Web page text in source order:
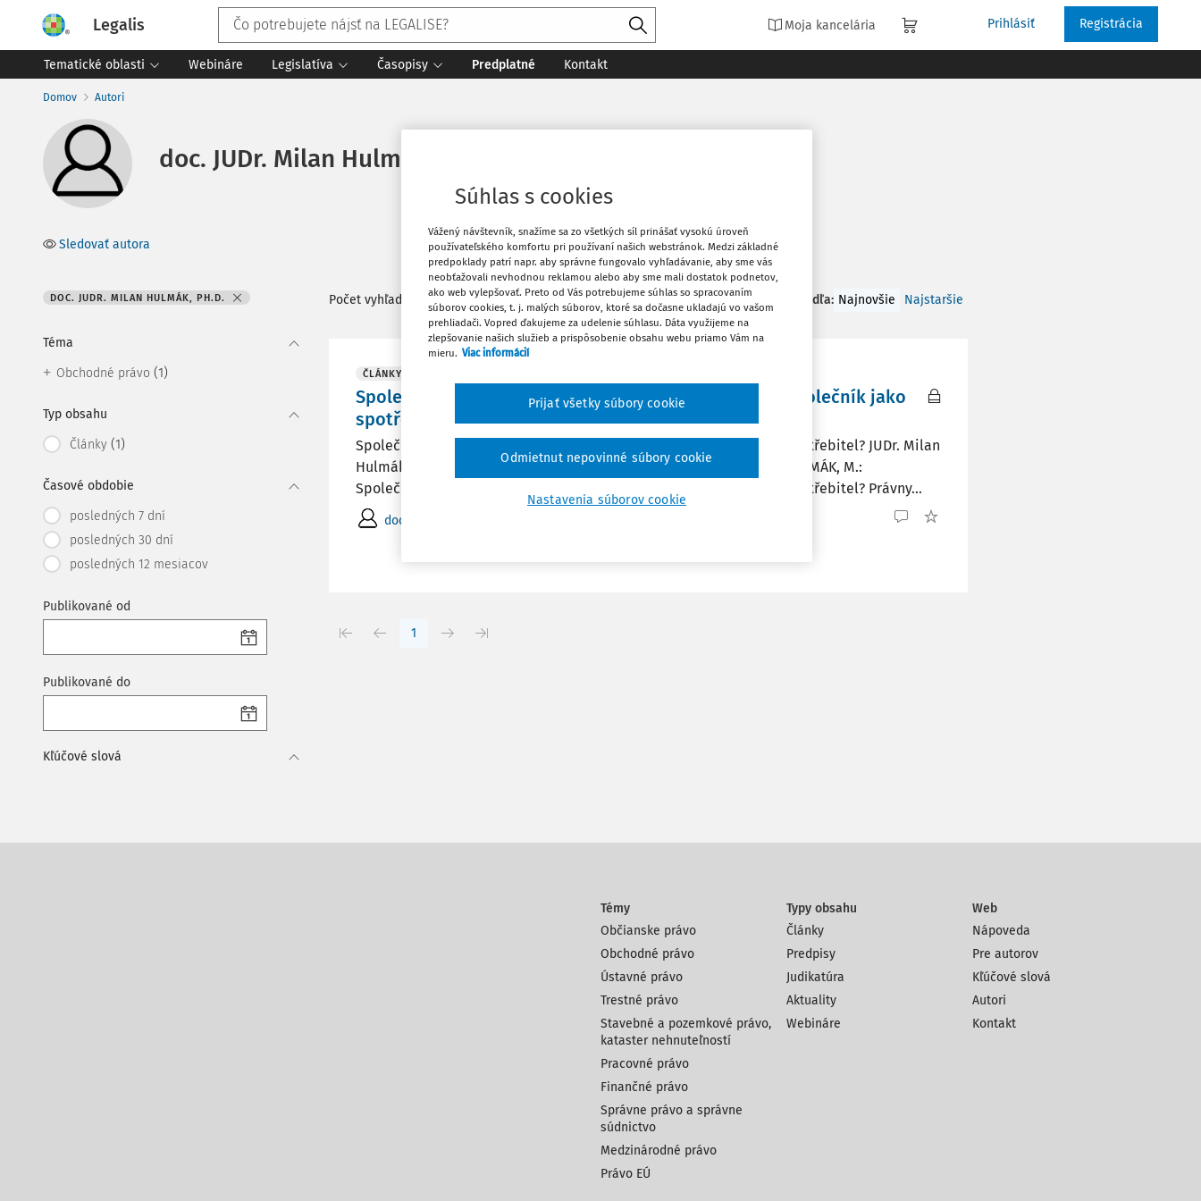
Legalis Moja kancelária Prihlásiť Registrácia
Tematické oblasti Webináre Legislatíva Časopisy Predplatné Kontakt
Domov Autori
doc. JUDr. Milan Hulmák, Ph.D.
Sledovať autora
DOC. JUDR. MILAN HULMÁK, PH.D.
Téma
Obchodné právo (1)
Typ obsahu
Články (1)
Časové obdobie
posledných 7 dní
posledných 30 dní
posledných 12 mesiacov
Publikované od
Publikované do
Kľúčové slová
Počet vyhľadaných dokumentov:1 Zoradiť podľa: Najnovšie Najstaršie
ČLÁNKY
Společenská smlouva jako spotřebitelský kontrakt, společník jako
spotřebitel?
Společenská smlouva jako spotřebitelský kontrakt, společník jako spotřebitel? JUDr. Milan
Hulmák Ph.D. Právnická fakulta Univerzity Palackého v Olomouci. HULMÁK, M.:
Společenská smlouva jako spotřebitelský kontrakt, společník jako spotřebitel? Právny...
doc. JUDr. Milan Hulmák Ph.D.
1
Témy
Občianske právo
Obchodné právo
Ústavné právo
Trestné právo
Stavebné a pozemkové právo,
kataster nehnuteľností
Pracovné právo
Finančné právo
Správne právo a správne
súdnictvo
Medzinárodné právo
Právo EÚ
Typy obsahu
Články
Predpisy
Judikatúra
Aktuality
Webináre
Web
Nápoveda
Pre autorov
Kľúčové slová
Autori
Kontakt
Súhlas s cookies
Vážený návštevník, snažíme sa zo všetkých síl prinášať vysokú úroveň
používateľského komfortu pri používaní našich webstránok. Medzi základné
predpoklady patrí napr. aby správne fungovalo vyhľadávanie, aby sme vás
neobťažovali nevhodnou reklamou alebo aby sme mali dostatok podnetov,
ako web vylepšovať. Preto od Vás potrebujeme súhlas so spracovaním
súborov cookies, t. j. malých súborov, ktoré sa dočasne ukladajú vo vašom
prehliadači. Vopred ďakujeme za udelenie súhlasu. Dáta využijeme na
zlepšovanie našich služieb a prispôsobenie obsahu webu priamo Vám na
mieru. Viac informácií
Nastavenia súborov cookie
Odmietnut nepovinné súbory cookie
Prijať všetky súbory cookie